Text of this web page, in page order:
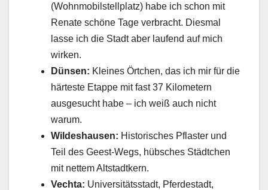
(Wohnmobilstellplatz) habe ich schon mit
Renate schöne Tage verbracht. Diesmal
lasse ich die Stadt aber laufend auf mich
wirken.
Dünsen: Kleines Örtchen, das ich mir für die
härteste Etappe mit fast 37 Kilometern
ausgesucht habe – ich weiß auch nicht
warum.
Wildeshausen: Historisches Pflaster und
Teil des Geest-Wegs, hübsches Städtchen
mit nettem Altstadtkern.
Vechta: Universitätsstadt, Pferdestadt,